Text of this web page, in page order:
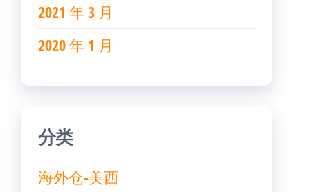
2021 年 3 月
2020 年 1 月
分类
海外仓-美西